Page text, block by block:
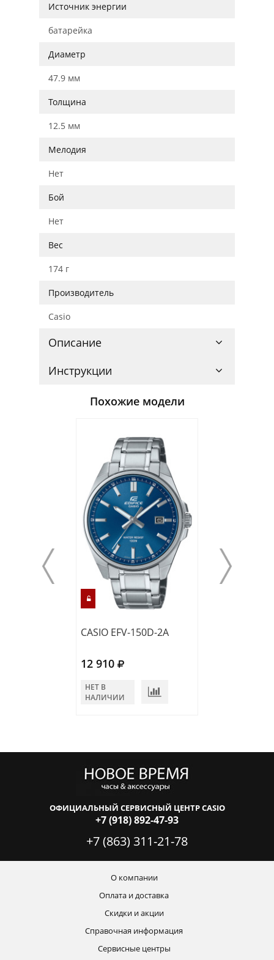
Источник энергии
батарейка
Диаметр
47.9 мм
Толщина
12.5 мм
Мелодия
Нет
Бой
Нет
Вес
174 г
Производитель
Casio
Описание
Инструкции
Похожие модели
CASIO EFV-150D-2A
12 910
НЕТ В
НАЛИЧИИ
ОФИЦИАЛЬНЫЙ СЕРВИСНЫЙ ЦЕНТР CASIO
+7 (918) 892-47-93
+7 (863) 311-21-78
О компании
Оплата и доставка
Скидки и акции
Справочная информация
Сервисные центры